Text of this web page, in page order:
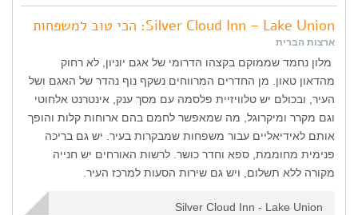
Silver Cloud Inn – Lake Union: הכי טוב למשפחות
ארצות הברית
מלון נחמד שממוקם בקצהו הדרומי של אגם יוניון, לא רחוק
מהדאון טאון. מן החדרים המרווחים נשקף נוף נהדר של האגם ושל
העיר, ובכולם יש טלוויזיית פלסמה עם מסך ענק, אינטרנט אלחוטי
וגם מקרר ומיקרוגל, מה שמאפשר לחמם בהם ארוחות קלות והופך
אותם לאידיאליים עבור משפחות שמבקרות בעיר. יש גם בריכה
פנימית מחוממת, ספא וחדר כושר. לרשות האורחים יש חנייה
מקורה ללא תשלום, ויש גם שירות הסעות למרכז העיר.
Silver Cloud Inn - Lake Union